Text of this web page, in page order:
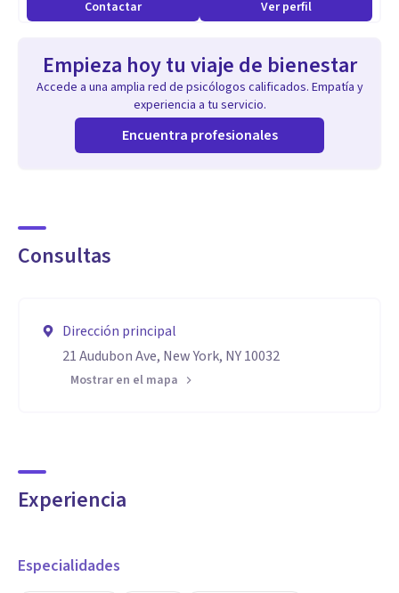
para niños y adolescentes internalizadores y
Universidad de Buenos Aires (6 años)
Título universitario obtenido: Licenciado en Psicología
Promedio general: 8,38
Título universitario obtenido: Licenciado en Sistemas de
Información
Terapia Cognitivo Conductual en consultorio particular
(Caballito, CABA) y por videollamada.
Emergencia e Interconsultas:
Psicoterapias basadas en evidencia (cognitiva). Dictado de
Contactar Ver perfil
Empieza hoy tu viaje de bienestar
Accede a una amplia red de psicólogos calificados. Empatía y
experiencia a tu servicio.
Encuentra profesionales
Consultas
Dirección principal
21 Audubon Ave, New York, NY 10032
Mostrar en el mapa
Experiencia
Especialidades